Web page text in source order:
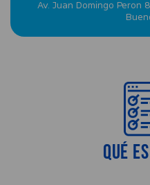
Av. Juan Domingo Peron
Qué